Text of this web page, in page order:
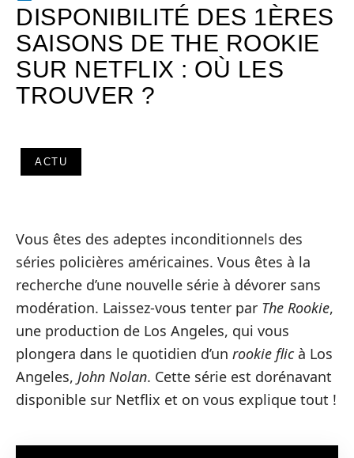
DISPONIBILITÉ DES 1ÈRES
SAISONS DE THE ROOKIE
SUR NETFLIX : OÙ LES
TROUVER ?
ACTU
Vous êtes des adeptes inconditionnels des
séries policières américaines. Vous êtes à la
recherche d’une nouvelle série à dévorer sans
modération. Laissez-vous tenter par The Rookie,
une production de Los Angeles, qui vous
plongera dans le quotidien d’un rookie flicà Los
Angeles, John Nolan. Cette série est dorénavant
disponible sur Netflix et on vous explique tout !